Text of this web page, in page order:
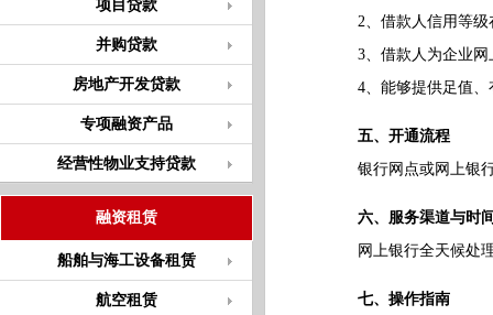
项目贷款
并购贷款
房地产开发贷款
专项融资产品
经营性物业支持贷款
融资租赁
船舶与海工设备租赁
航空租赁
2、借款人信用等级
3、借款人为企业网
4、能够提供足值、
五、开通流程
银行网点或网上银行
六、服务渠道与时
网上银行全天候处理
七、操作指南